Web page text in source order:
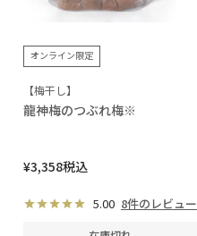
オンライン限定
【梅干し】
龍神梅のつぶれ梅※
¥3,358税込
5.00 8件のレビュー